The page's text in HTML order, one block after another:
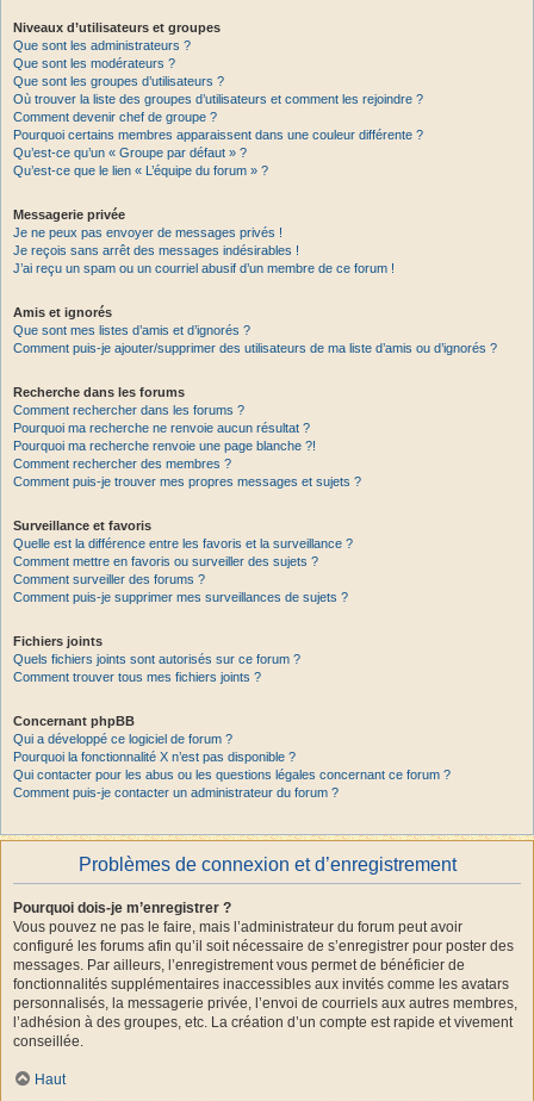
Niveaux d’utilisateurs et groupes
Que sont les administrateurs ?
Que sont les modérateurs ?
Que sont les groupes d’utilisateurs ?
Où trouver la liste des groupes d’utilisateurs et comment les rejoindre ?
Comment devenir chef de groupe ?
Pourquoi certains membres apparaissent dans une couleur différente ?
Qu’est-ce qu’un « Groupe par défaut » ?
Qu’est-ce que le lien « L’équipe du forum » ?
Messagerie privée
Je ne peux pas envoyer de messages privés !
Je reçois sans arrêt des messages indésirables !
J’ai reçu un spam ou un courriel abusif d’un membre de ce forum !
Amis et ignorés
Que sont mes listes d’amis et d’ignorés ?
Comment puis-je ajouter/supprimer des utilisateurs de ma liste d’amis ou d’ignorés ?
Recherche dans les forums
Comment rechercher dans les forums ?
Pourquoi ma recherche ne renvoie aucun résultat ?
Pourquoi ma recherche renvoie une page blanche ?!
Comment rechercher des membres ?
Comment puis-je trouver mes propres messages et sujets ?
Surveillance et favoris
Quelle est la différence entre les favoris et la surveillance ?
Comment mettre en favoris ou surveiller des sujets ?
Comment surveiller des forums ?
Comment puis-je supprimer mes surveillances de sujets ?
Fichiers joints
Quels fichiers joints sont autorisés sur ce forum ?
Comment trouver tous mes fichiers joints ?
Concernant phpBB
Qui a développé ce logiciel de forum ?
Pourquoi la fonctionnalité X n’est pas disponible ?
Qui contacter pour les abus ou les questions légales concernant ce forum ?
Comment puis-je contacter un administrateur du forum ?
Problèmes de connexion et d’enregistrement
Pourquoi dois-je m’enregistrer ?
Vous pouvez ne pas le faire, mais l’administrateur du forum peut avoir
configuré les forums afin qu’il soit nécessaire de s’enregistrer pour poster des
messages. Par ailleurs, l’enregistrement vous permet de bénéficier de
fonctionnalités supplémentaires inaccessibles aux invités comme les avatars
personnalisés, la messagerie privée, l’envoi de courriels aux autres membres,
l’adhésion à des groupes, etc. La création d’un compte est rapide et vivement
conseillée.
Haut